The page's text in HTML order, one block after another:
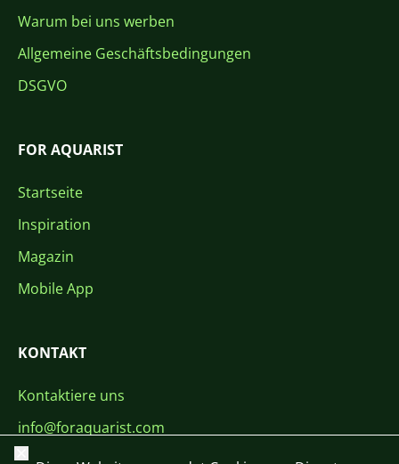
Warum bei uns werben
Allgemeine Geschäftsbedingungen
DSGVO
FOR AQUARIST
Startseite
Inspiration
Magazin
Mobile App
KONTAKT
Kontaktiere uns
info@foraquarist.com
+420 603 449 602
Schließen